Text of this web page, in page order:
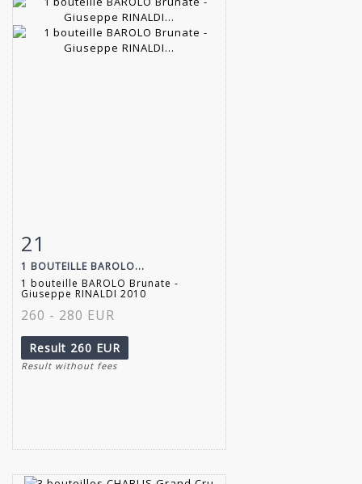
21
1 BOUTEILLE BAROLO...
1 bouteille BAROLO Brunate -
Giuseppe RINALDI 2010
260 - 280 EUR
Result 260 EUR
Result without fees